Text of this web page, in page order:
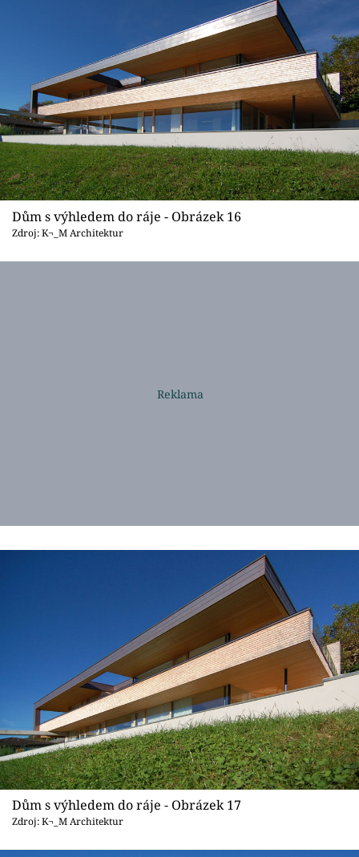
Dům s výhledem do ráje - Obrázek 16
Zdroj: K¬_M Architektur
Dům s výhledem do ráje - Obrázek 17
Zdroj: K¬_M Architektur